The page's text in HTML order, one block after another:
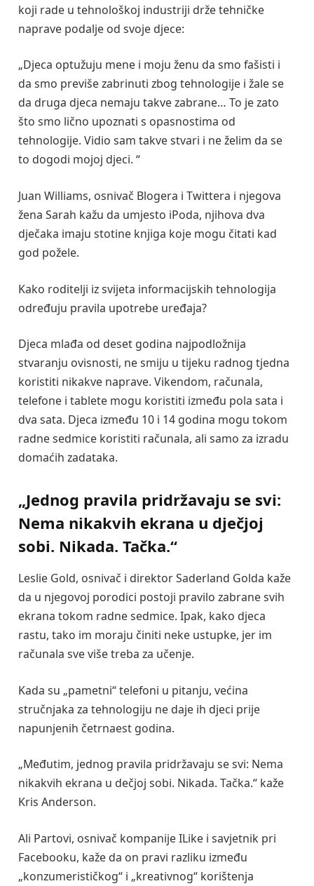
koji rade u tehnološkoj industriji drže tehničke
naprave podalje od svoje djece:
„Djeca optužuju mene i moju ženu da smo fašisti i
da smo previše zabrinuti zbog tehnologije i žale se
da druga djeca nemaju takve zabrane… To je zato
što smo lično upoznati s opasnostima od
tehnologije. Vidio sam takve stvari i ne želim da se
to dogodi mojoj djeci. “
Juan Williams, osnivač Blogera i Twittera i njegova
žena Sarah kažu da umjesto iPoda, njihova dva
dječaka imaju stotine knjiga koje mogu čitati kad
god požele.
Kako roditelji iz svijeta informacijskih tehnologija
određuju pravila upotrebe uređaja?
Djeca mlađa od deset godina najpodložnija
stvaranju ovisnosti, ne smiju u tijeku radnog tjedna
koristiti nikakve naprave. Vikendom, računala,
telefone i tablete mogu koristiti između pola sata i
dva sata. Djeca između 10 i 14 godina mogu tokom
radne sedmice koristiti računala, ali samo za izradu
domaćih zadataka.
„Jednog pravila pridržavaju se svi:
Nema nikakvih ekrana u dječjoj
sobi. Nikada. Tačka.“
Leslie Gold, osnivač i direktor Saderland Golda kaže
da u njegovoj porodici postoji pravilo zabrane svih
ekrana tokom radne sedmice. Ipak, kako djeca
rastu, tako im moraju činiti neke ustupke, jer im
računala sve više treba za učenje.
Kada su „pametni“ telefoni u pitanju, većina
stručnjaka za tehnologiju ne daje ih djeci prije
napunjenih četrnaest godina.
„Međutim, jednog pravila pridržavaju se svi: Nema
nikakvih ekrana u dečjoj sobi. Nikada. Tačka.“ kaže
Kris Anderson.
Ali Partovi, osnivač kompanije ILike i savjetnik pri
Facebooku, kaže da on pravi razliku između
„konzumerističkog“ i „kreativnog“ korištenja